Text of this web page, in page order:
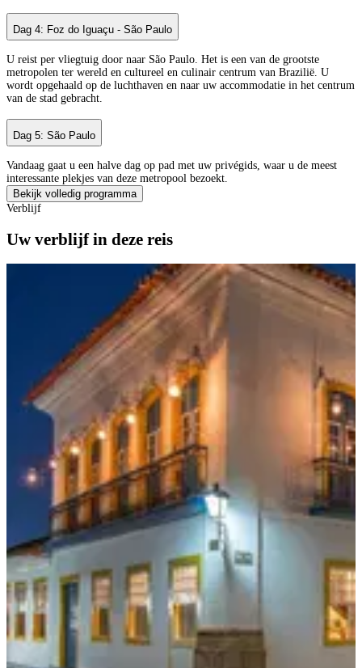
Dag 4: Foz do Iguaçu - São Paulo
U reist per vliegtuig door naar São Paulo. Het is een van de grootste
metropolen ter wereld en cultureel en culinair centrum van Brazilië. U
wordt opgehaald op de luchthaven en naar uw accommodatie in het centrum
van de stad gebracht.
Dag 5: São Paulo
Vandaag gaat u een halve dag op pad met uw privégids, waar u de meest
interessante plekjes van deze metropool bezoekt.
Bekijk volledig programma
Verblijf
Uw verblijf in deze reis